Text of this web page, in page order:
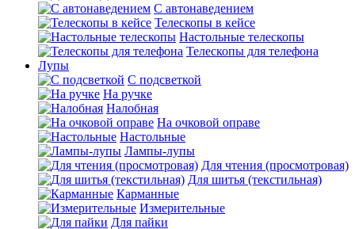
С автонаведением
Телескопы в кейсе
Настольные телескопы
Телескопы для телефона
Лупы
С подсветкой
На ручке
Налобная
На очковой оправе
Настольные
Лампы-лупы
Для чтения (просмотровая)
Для шитья (текстильная)
Карманные
Измерительные
Для пайки